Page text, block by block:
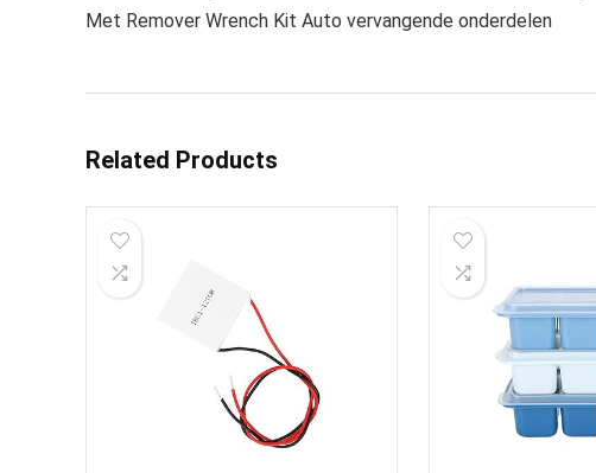
Met Remover Wrench Kit Auto vervangende onderdelen
Related Products